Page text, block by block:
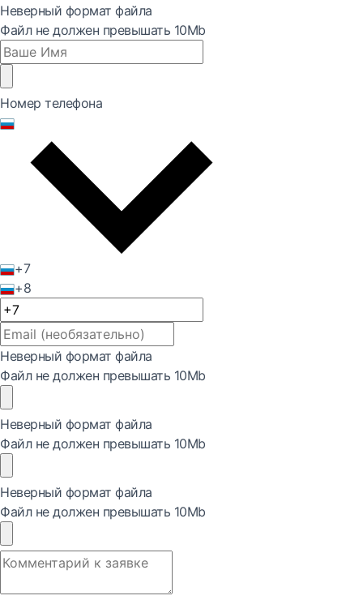
Неверный формат файла
Файл не должен превышать 10Mb
Номер телефона
+7
+8
Неверный формат файла
Файл не должен превышать 10Mb
Неверный формат файла
Файл не должен превышать 10Mb
Неверный формат файла
Файл не должен превышать 10Mb